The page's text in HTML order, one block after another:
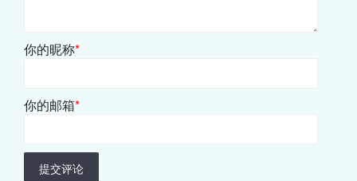
你的昵称*
你的邮箱*
提交评论